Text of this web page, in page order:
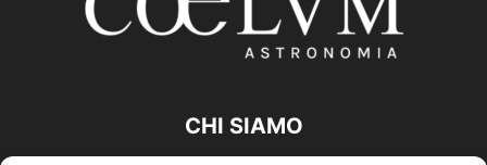
CHI SIAMO